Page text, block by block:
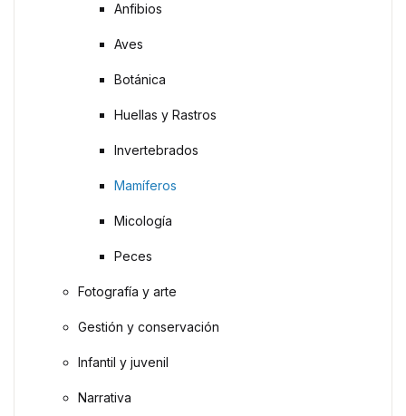
Anfibios
Aves
Botánica
Huellas y Rastros
Invertebrados
Mamíferos
Micología
Peces
Fotografía y arte
Gestión y conservación
Infantil y juvenil
Narrativa